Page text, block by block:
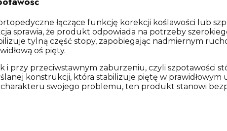
łączące funkcję korekcji koślawości lub
sprawia, że produkt odpowiada na potrzeby
tylną część stopy, zapobiegając nadmiernym
oś pięty.
i przy przeciwstawnym zaburzeniu, czyli szpotawości
konstrukcji, która stabilizuje piętę w
swojego problemu, ten produkt stanowi